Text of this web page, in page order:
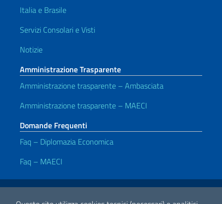
Italia e Brasile
Servizi Consolari e Visti
Notizie
Amministrazione Trasparente
Amministrazione trasparente – Ambasciata
Amministrazione trasparente – MAECI
Domande Frequenti
Faq – Diplomazia Economica
Faq – MAECI
Link Utili